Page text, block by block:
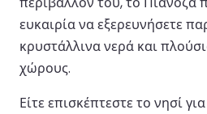
ευκαιρία να εξερευνήσετε
κρυστάλλινα νερά και
χώρους.
Είτε επισκέπτεστε το νησί